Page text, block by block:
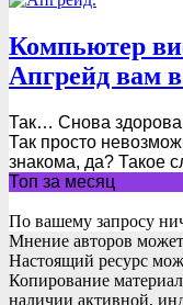
Компьютер
Апгрейд вам
Так… Снова
Так просто
знакома, да? Такое
Топ за месяц
По вашему запросу
Мнение авторов
Настоящий ресурс
Копирование
наличии активной,